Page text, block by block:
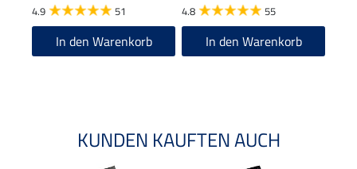
4.9 51
In den Warenkorb
4.8 55
In den Warenkorb
KUNDEN KAUFTEN AUCH